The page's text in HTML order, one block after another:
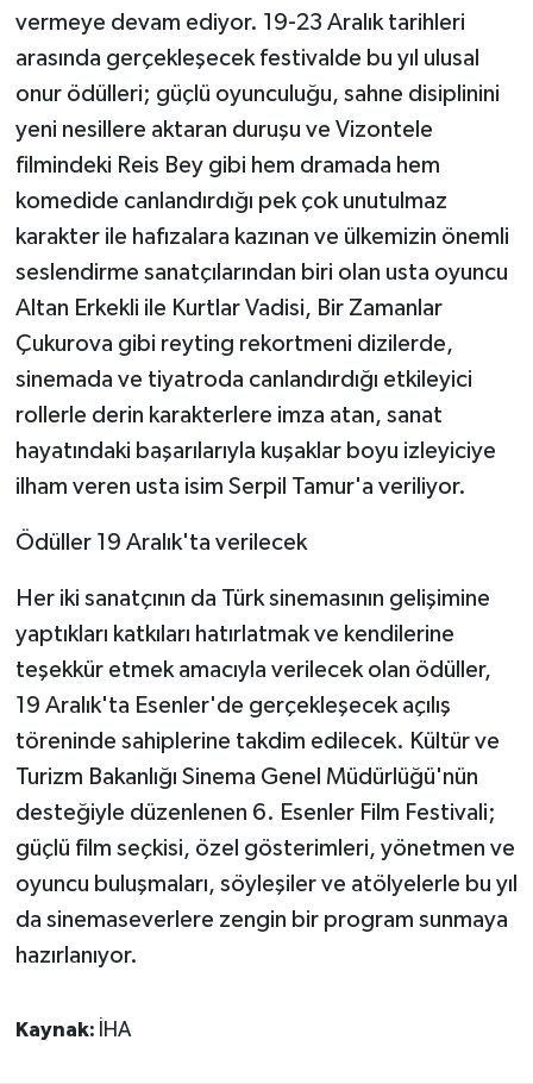
vermeye devam ediyor. 19-23 Aralık tarihleri
arasında gerçekleşecek festivalde bu yıl ulusal
onur ödülleri; güçlü oyunculuğu, sahne disiplinini
yeni nesillere aktaran duruşu ve Vizontele
filmindeki Reis Bey gibi hem dramada hem
komedide canlandırdığı pek çok unutulmaz
karakter ile hafızalara kazınan ve ülkemizin önemli
seslendirme sanatçılarından biri olan usta oyuncu
Altan Erkekli ile Kurtlar Vadisi, Bir Zamanlar
Çukurova gibi reyting rekortmeni dizilerde,
sinemada ve tiyatroda canlandırdığı etkileyici
rollerle derin karakterlere imza atan, sanat
hayatındaki başarılarıyla kuşaklar boyu izleyiciye
ilham veren usta isim Serpil Tamur'a veriliyor.
Ödüller 19 Aralık'ta verilecek
Her iki sanatçının da Türk sinemasının gelişimine
yaptıkları katkıları hatırlatmak ve kendilerine
teşekkür etmek amacıyla verilecek olan ödüller,
19 Aralık'ta Esenler'de gerçekleşecek açılış
töreninde sahiplerine takdim edilecek. Kültür ve
Turizm Bakanlığı Sinema Genel Müdürlüğü'nün
desteğiyle düzenlenen 6. Esenler Film Festivali;
güçlü film seçkisi, özel gösterimleri, yönetmen ve
oyuncu buluşmaları, söyleşiler ve atölyelerle bu yıl
da sinemaseverlere zengin bir program sunmaya
hazırlanıyor.
Kaynak: İHA